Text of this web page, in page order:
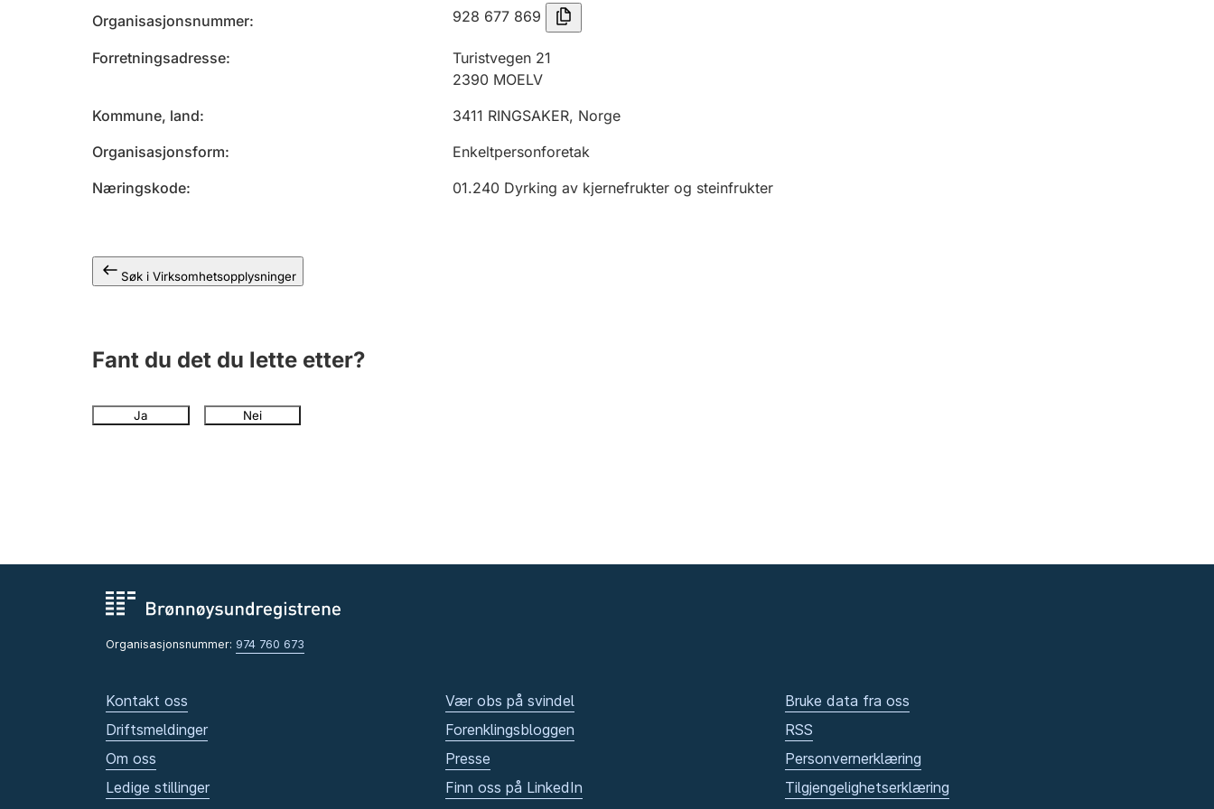
Organisasjonsnummer 928 677 869
Forretningsadresse
Turistvegen 21
2390 MOELV
Kommune, land
3411 RINGSAKER, Norge
Organisasjonsform
Enkeltpersonforetak
Næringskode
01.240 Dyrking av kjernefrukter og steinfrukter
Søk i Virksomhetsopplysninger
Fant du det du lette etter?
Ja Nei
Organisasjonsnummer: 974 760 673
Kontakt oss
Driftsmeldinger
Om oss
Ledige stillinger
Vær obs på svindel
Forenklingsbloggen
Presse
Finn oss på LinkedIn
Bruke data fra oss
RSS
Personvernerklæring
Tilgjengelighetserklæring